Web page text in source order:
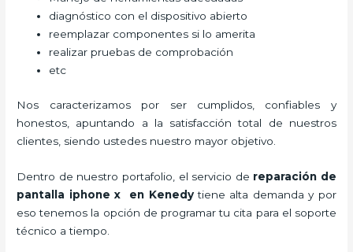
diagnóstico con el dispositivo abierto
reemplazar componentes si lo amerita
realizar pruebas de comprobación
etc
Nos caracterizamos por ser cumplidos, confiables y
honestos, apuntando a la satisfacción total de nuestros
clientes, siendo ustedes nuestro mayor objetivo.
Dentro de nuestro portafolio, el servicio de reparación de
pantalla iphone x en Kenedytiene alta demanda y por
eso tenemos la opción de programar tu cita para el soporte
técnico a tiempo.